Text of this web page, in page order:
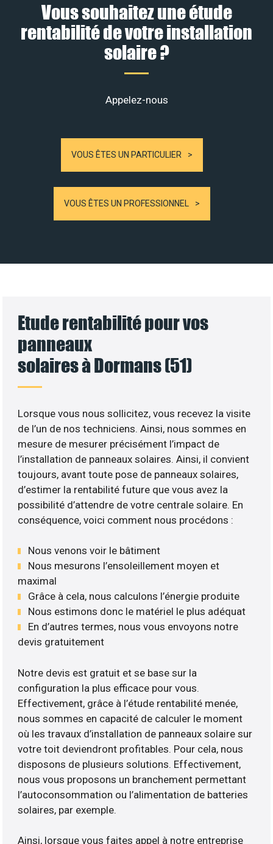
Vous souhaitez une étude
rentabilité de votre installation
solaire ?
Appelez-nous
VOUS ÊTES UN PARTICULIER
VOUS ÊTES UN PROFESSIONNEL
Etude rentabilité pour vos
panneaux
solaires à Dormans (51)
Lorsque vous nous sollicitez, vous recevez la visite
de l’un de nos techniciens. Ainsi, nous sommes en
mesure de mesurer précisément l’impact de
l’installation de panneaux solaires. Ainsi, il convient
toujours, avant toute pose de panneaux solaires,
d’estimer la rentabilité future que vous avez la
possibilité d’attendre de votre centrale solaire. En
conséquence, voici comment nous procédons :
Nous venons voir le bâtiment
Nous mesurons l’ensoleillement moyen et
maximal
Grâce à cela, nous calculons l’énergie produite
Nous estimons donc le matériel le plus adéquat
En d’autres termes, nous vous envoyons notre
devis gratuitement
Notre devis est gratuit et se base sur la
configuration la plus efficace pour vous.
Effectivement, grâce à l’étude rentabilité menée,
nous sommes en capacité de calculer le moment
où les travaux d’installation de panneaux solaire sur
votre toit deviendront profitables. Pour cela, nous
disposons de plusieurs solutions. Effectivement,
nous vous proposons un branchement permettant
l’autoconsommation ou l’alimentation de batteries
solaires, par exemple.
Ainsi, lorsque vous faites appel à notre entreprise